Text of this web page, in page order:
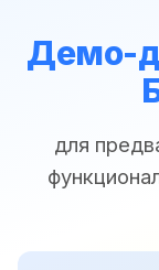
Демо-
для